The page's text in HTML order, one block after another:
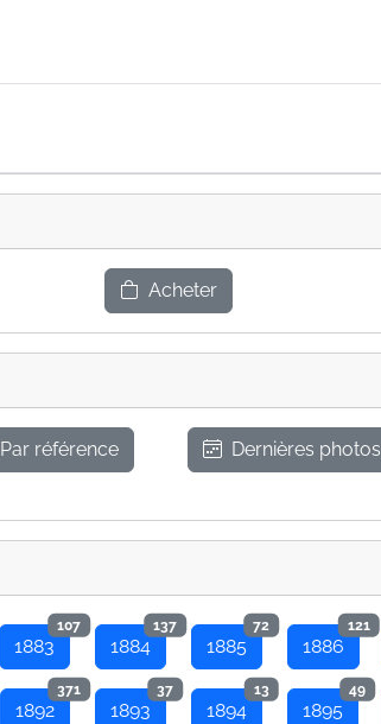
Acheter
Par référence Dernières photos
1883
107
1884
137
1885
72
1886
121
1892
371
1893
37
1894
13
1895
49